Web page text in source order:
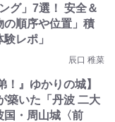
グ」7選！ 安全＆
の順序や位置」積
レポ」
辰口 稚菜
！』ゆかりの城】
築いた「丹波 二大
国・周山城〈前